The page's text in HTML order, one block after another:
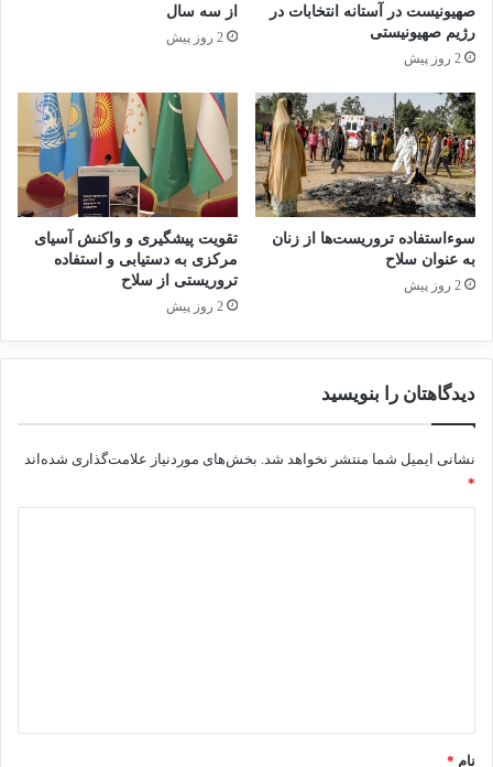
صهیونیست در آستانه انتخابات در
رژیم صهیونیستی
2 روز پیش
از سه سال
2 روز پیش
سوءاستفاده تروریست‌ها از زنان
به عنوان سلاح
2 روز پیش
تقویت پیشگیری و واکنش آسیای
مرکزی به دستیابی و استفاده
تروریستی از سلاح
2 روز پیش
دیدگاهتان را بنویسید
نشانی ایمیل شما منتشر نخواهد شد. بخش‌های موردنیاز علامت‌گذاری شده‌اند
*
نام *